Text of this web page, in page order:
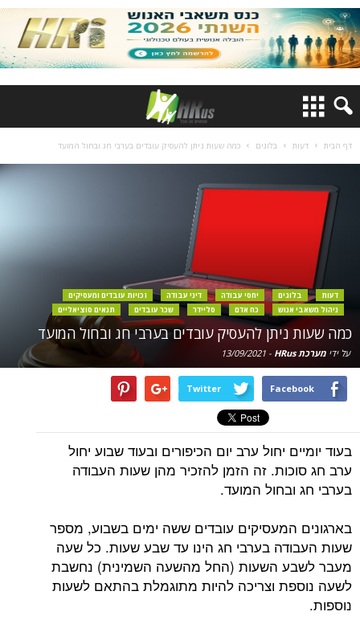
דף הבית דעות בלוגים כמה שעות ניתן להעסיק עובדים בערבי חג ובחול המועד
דעות בלוגים יחסי עבודה דיני עבודה
זכויות עובדים ומעסיקים
ניהול משאבי אנוש
כח אדם סליידר שכר עובדים תנאים סוציאליים
כמה שעות ניתן להעסיק עובדים בערבי חג ובחול המועד
על ידי מערכת HRus -
13/09/2021
Facebook
Twitter
בעוד יומיים יחול ערב יום הכיפורים ובעוד שבוע יחול
ערב חג סוכות. זה הזמן להזכיר מהן שעות העבודה
בערבי חג ובחול המועד.
בארגונים המעסיקים עובדים ששה ימים בשבוע, מספר
שעות העבודה בערבי חג הינו עד שבע שעות. כל שעה
מעבר לשבע השעות (החל מהשעה השמינית) נחשבת
לשעה נוספת וצריכה להיות מתוגמלת בהתאם לשעות
נוספות.